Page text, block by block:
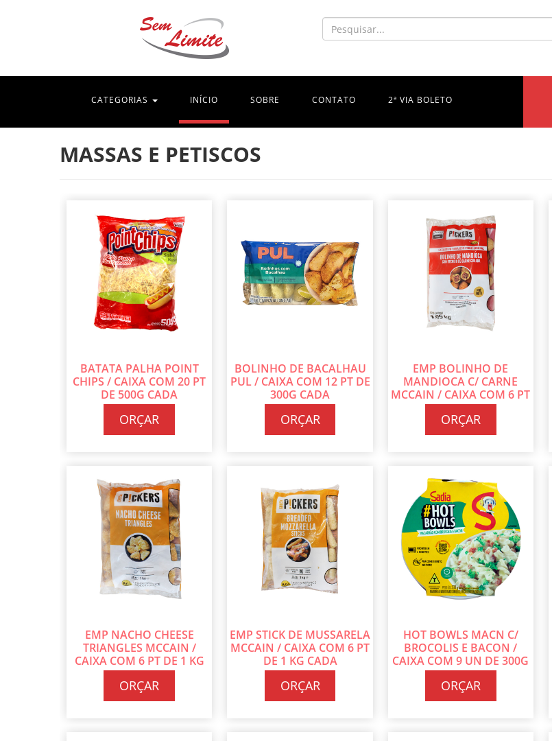
CATEGORIAS INÍCIO (current)SOBRE CONTATO 2ª VIA BOLETO
MASSAS E PETISCOS
BATATA PALHA POINT
CHIPS / CAIXA COM 20 PT
DE 500G CADA
ORÇAR
BOLINHO DE BACALHAU
PUL / CAIXA COM 12 PT DE
300G CADA
ORÇAR
EMP BOLINHO DE
MANDIOCA C/ CARNE
MCCAIN / CAIXA COM 6 PT
DE 1,05 KG CADA
ORÇAR
EMP NACHO CHEESE
TRIANGLES MCCAIN /
CAIXA COM 6 PT DE 1 KG
CADA
ORÇAR
EMP STICK DE MUSSARELA
MCCAIN / CAIXA COM 6 PT
DE 1 KG CADA
ORÇAR
HOT BOWLS MACN C/
BROCOLIS E BACON /
CAIXA COM 9 UN DE 300G
CADA
ORÇAR